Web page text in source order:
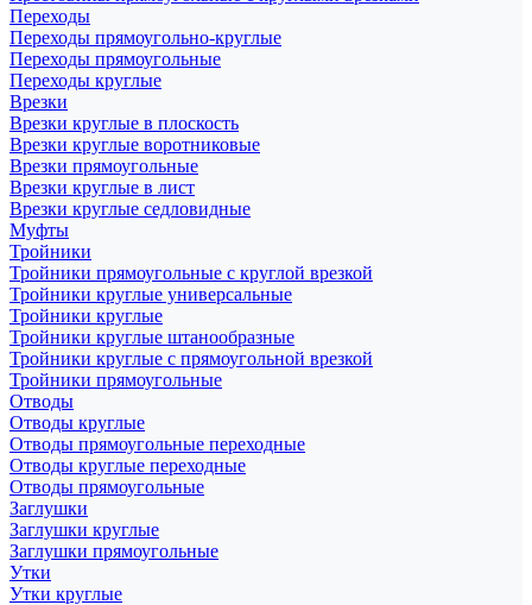
Переходы
Переходы прямоугольно-круглые
Переходы прямоугольные
Переходы круглые
Врезки
Врезки круглые в плоскость
Врезки круглые воротниковые
Врезки прямоугольные
Врезки круглые в лист
Врезки круглые седловидные
Муфты
Тройники
Тройники прямоугольные с круглой врезкой
Тройники круглые универсальные
Тройники круглые
Тройники круглые штанообразные
Тройники круглые с прямоугольной врезкой
Тройники прямоугольные
Отводы
Отводы круглые
Отводы прямоугольные переходные
Отводы круглые переходные
Отводы прямоугольные
Заглушки
Заглушки круглые
Заглушки прямоугольные
Утки
Утки круглые